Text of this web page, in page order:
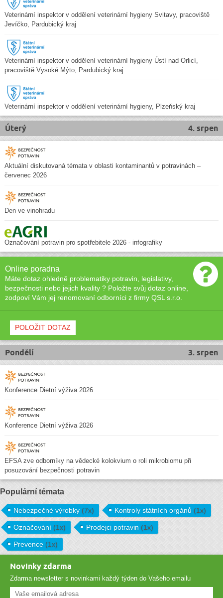
Veterinární inspektor v oddělení veterinární hygieny Svitavy, pracoviště
Jevíčko, Pardubický kraj
Veterinární inspektor v oddělení veterinární hygieny Ústí nad Orlicí,
pracoviště Vysoké Mýto, Pardubický kraj
Veterinární inspektor v oddělení veterinární hygieny, Plzeňský kraj
4. srpen
Úterý
Aktuální diskutovaná témata v oblasti kontaminantů v potravinách –
červenec 2026
Den ve vinohradu
Označování potravin pro spotřebitele 2026 - infografiky
Online poradna
Máte dotaz ohledně problematiky potravin, legislativy,
bezpečnosti nebo jejich kvality ? Položte svůj dotaz online,
zodpoví Vám jej renomovaní odborníci z firmy QSL s.r.o.
POLOŽIT DOTAZ
3. srpen
Pondělí
Konference Dietní výživa 2026
Konference Dietní výživa 2026
EFSA zve odborníky na vědecké kolokvium o roli mikrobiomu při
posuzování bezpečnosti potravin
Populární témata
Nebezpečné výrobky (7x) Kontroly státních orgánů (1x)
Označování (1x) Prodejci potravin (1x)
Prevence (1x)
Novinky zdarma
Zdarma newsletter s novinkami každý týden do Vašeho emailu